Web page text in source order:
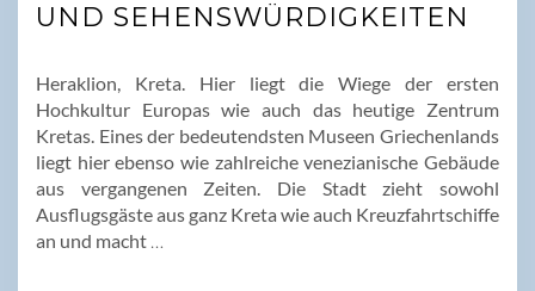
UND SEHENSWÜRDIGKEITEN
Heraklion, Kreta. Hier liegt die Wiege der ersten
Hochkultur Europas wie auch das heutige Zentrum
Kretas. Eines der bedeutendsten Museen Griechenlands
liegt hier ebenso wie zahlreiche venezianische Gebäude
aus vergangenen Zeiten. Die Stadt zieht sowohl
Ausflugsgäste aus ganz Kreta wie auch Kreuzfahrtschiffe
an und macht …